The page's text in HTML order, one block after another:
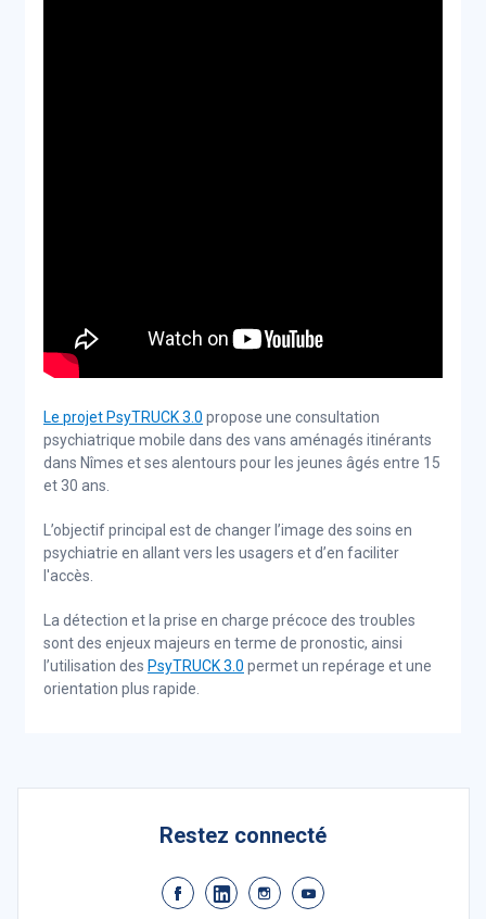
Le projet PsyTRUCK 3.0 propose une consultation
psychiatrique mobile dans des vans aménagés itinérants
dans Nîmes et ses alentours pour les jeunes âgés entre 15
et 30 ans.
L’objectif principal est de changer l’image des soins en
psychiatrie en allant vers les usagers et d’en faciliter
l'accès.
La détection et la prise en charge précoce des troubles
sont des enjeux majeurs en terme de pronostic, ainsi
l’utilisation des PsyTRUCK 3.0 permet un repérage et une
orientation plus rapide.
Restez connecté